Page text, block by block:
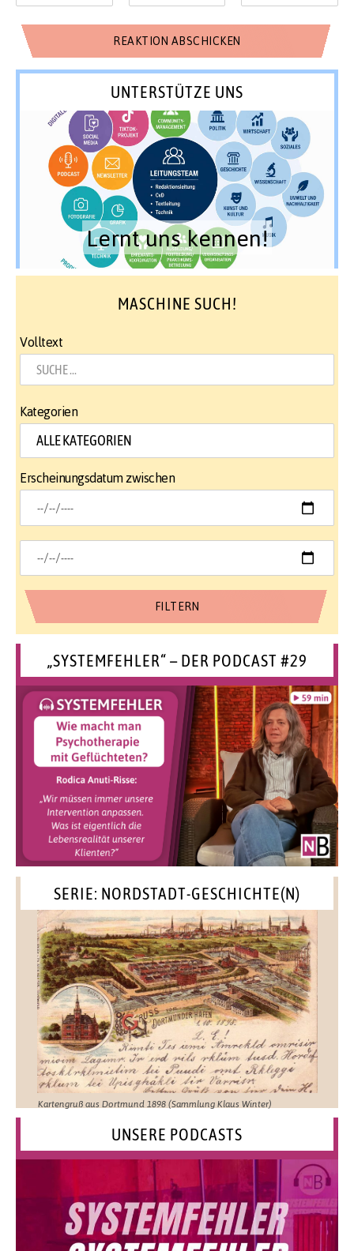
UNTERSTÜTZE UNS
Lernt uns kennen!
MASCHINE SUCH!
Volltext
Kategorien
Erscheinungsdatum zwischen
„SYSTEMFEHLER“ – DER PODCAST #29
SERIE: NORDSTADT-GESCHICHTE(N)
Kartengruß aus Dortmund 1898 (Sammlung Klaus Winter)
UNSERE PODCASTS